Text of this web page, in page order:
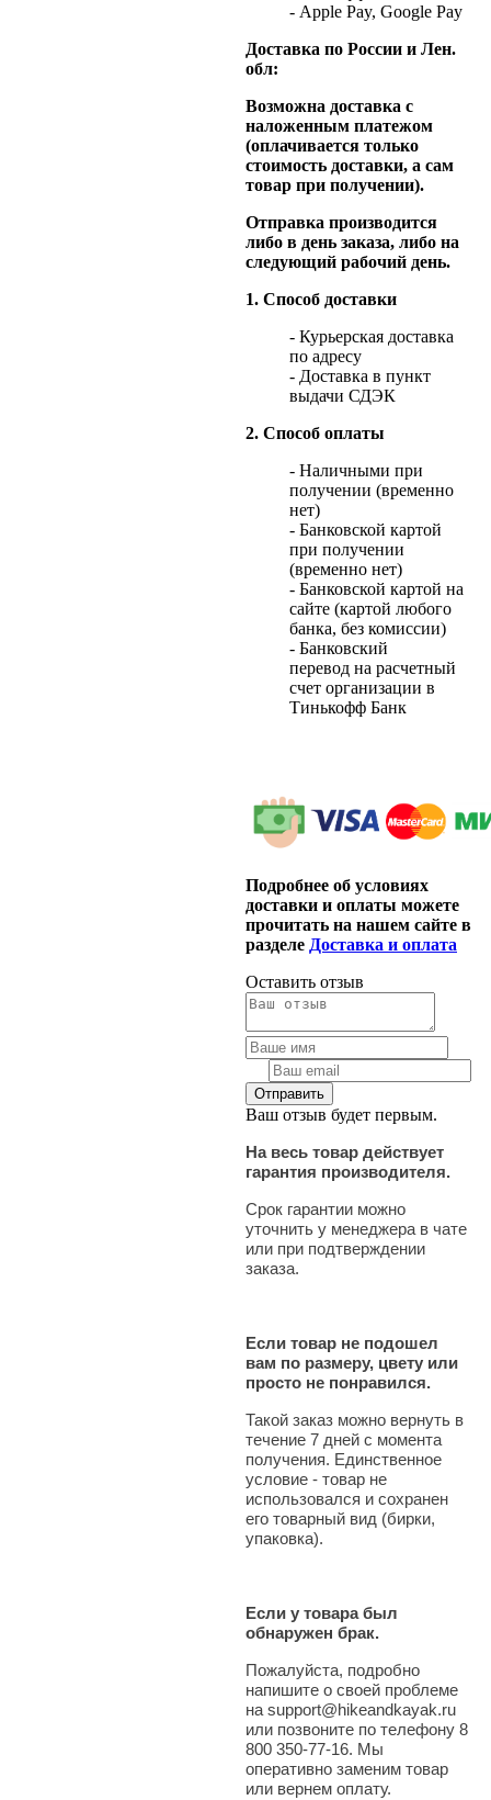
- Apple Pay, Google Pay
Доставка по России и Лен.
обл:
Возможна доставка с
наложенным платежом
(оплачивается только
стоимость доставки, а сам
товар при получении).
Отправка производится
либо в день заказа, либо на
следующий рабочий день.
1. Способ доставки
- Курьерская доставка
по адресу
- Доставка в пункт
выдачи СДЭК
2. Способ оплаты
- Наличными при
получении (временно
нет)
- Банковской картой
при получении
(временно нет)
- Банковской картой на
сайте (картой любого
банка, без комиссии)
- Банковский
перевод на расчетный
счет организации в
Тинькофф Банк
Подробнее об условиях
доставки и оплаты можете
прочитать на нашем сайте в
разделе Доставка и оплата
Оставить отзыв
Ваш отзыв будет первым.
На весь товар действует
гарантия производителя.
Срок гарантии можно
уточнить у менеджера в чате
или при подтверждении
заказа.
Если товар не подошел
вам по размеру, цвету или
просто не понравился.
Такой заказ можно вернуть в
течение 7 дней с момента
получения. Единственное
условие - товар не
использовался и сохранен
его товарный вид (бирки,
упаковка).
Если у товара был
обнаружен брак.
Пожалуйста, подробно
напишите о своей проблеме
на support@hikeandkayak.ru
или позвоните по телефону 8
800 350-77-16. Мы
оперативно заменим товар
или вернем оплату.